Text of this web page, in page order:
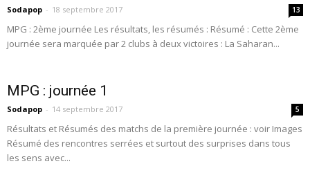
Sodapop - 18 septembre 2017 13
MPG : 2ème journée Les résultats, les résumés : Résumé : Cette 2ème
journée sera marquée par 2 clubs à deux victoires : La Saharan...
MPG : journée 1
Sodapop - 14 septembre 2017 5
Résultats et Résumés des matchs de la première journée : voir Images
Résumé des rencontres serrées et surtout des surprises dans tous
les sens avec...